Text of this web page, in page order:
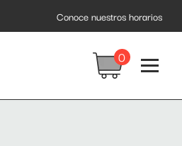
Conoce nuestros horarios
0